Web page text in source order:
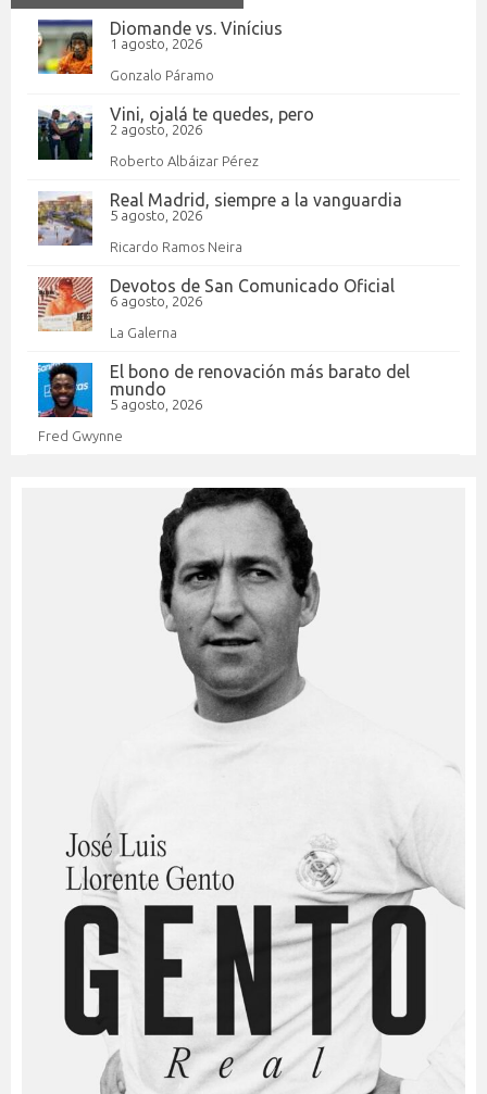
Diomande vs. Vinícius
1 agosto, 2026
Gonzalo Páramo
Vini, ojalá te quedes, pero
2 agosto, 2026
Roberto Albáizar Pérez
Real Madrid, siempre a la vanguardia
5 agosto, 2026
Ricardo Ramos Neira
Devotos de San Comunicado Oficial
6 agosto, 2026
La Galerna
El bono de renovación más barato del
mundo
5 agosto, 2026
Fred Gwynne